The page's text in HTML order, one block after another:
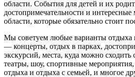
области. События для детей и их
достопримечательности и интересные
области, которые обязательно стоит
Мы советуем любые варианты отдыха
— концерты, отдых в парках,
экскурсий, места, куда можно сходить
театры, шоу, спортивные
отдыха и отдыха с семьей, и многое